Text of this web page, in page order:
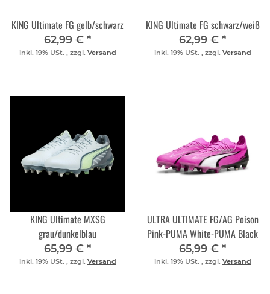
KING Ultimate FG gelb/schwarz
62,99 € *
inkl. 19% USt. , zzgl. Versand
KING Ultimate FG schwarz/weiß
62,99 € *
inkl. 19% USt. , zzgl. Versand
KING Ultimate MXSG
grau/dunkelblau
65,99 € *
inkl. 19% USt. , zzgl. Versand
ULTRA ULTIMATE FG/AG Poison
Pink-PUMA White-PUMA Black
65,99 € *
inkl. 19% USt. , zzgl. Versand